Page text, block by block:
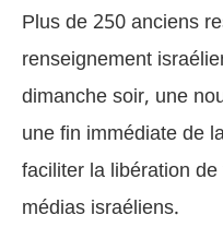
Plus de 250 anciens
renseignement
dimanche soir, une
une fin immédiate de
faciliter la libération
médias israéliens.